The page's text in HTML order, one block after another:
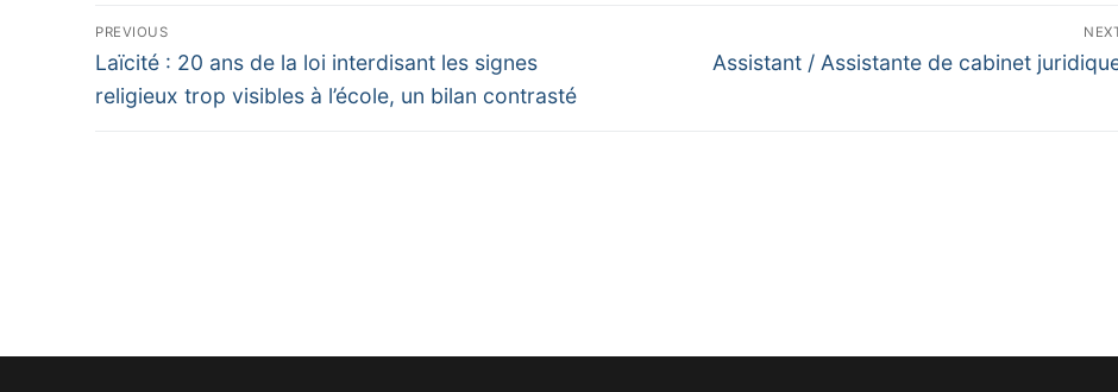
Navigation
de
l’article
PREVIOUS
Previous
post:
Laïcité : 20 ans de la loi interdisant les signes
religieux trop visibles à l’école, un bilan contrasté
Next
Assistant / Assistante de cabinet